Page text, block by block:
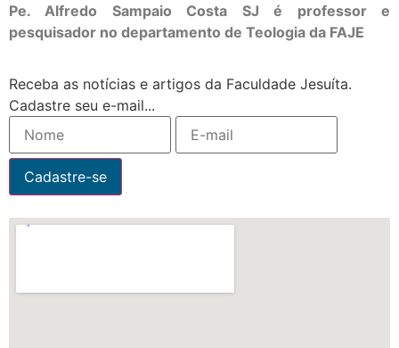
Pe. Alfredo Sampaio Costa SJ é professor e
pesquisador no departamento de Teologia da FAJE
Receba as notícias e artigos da Faculdade Jesuíta.
Cadastre seu e-mail...